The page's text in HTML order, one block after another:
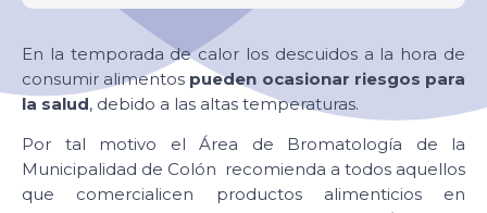
En la temporada de calor los descuidos a la hora de
consumir alimentos pueden ocasionar riesgos para
la salud, debido a las altas temperaturas.
Por tal motivo el Área de Bromatología de la
Municipalidad de Colón recomienda a todos aquellos
que comercialicen productos alimenticios en